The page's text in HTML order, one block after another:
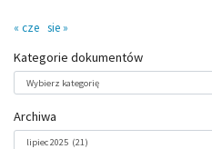
« cze sie »
Kategorie dokumentów
dokumentów
Archiwa